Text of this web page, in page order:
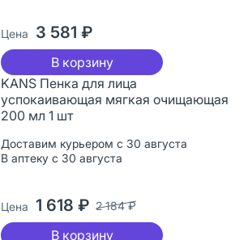
Цена 3 581 ₽
В корзину
KANS Пенка для лица
успокаивающая мягкая очищающая
200 мл 1 шт
Доставим курьером с 30 августа
В аптеку с 30 августа
Цена 1 618 ₽ 2 184 ₽
В корзину